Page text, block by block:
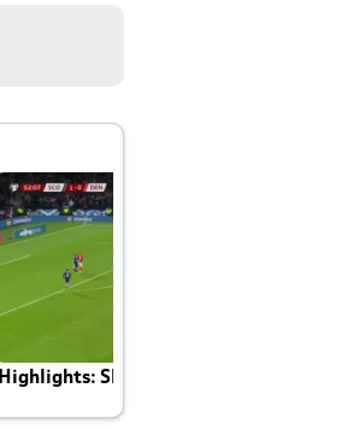
Highlights: Skotland - Danmark 4-2